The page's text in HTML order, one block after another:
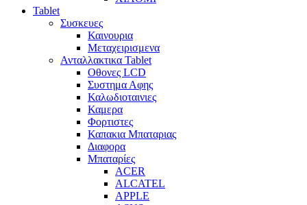
Tablet
Συσκευες
Καινουρια
Μεταχειρισμενα
Ανταλλακτικα Tablet
Οθονες LCD
Συστημα Αφης
Καλωδιοταινιες
Καμερα
Φορτιστες
Καπακια Μπαταριας
Διαφορα
Μπαταρίες
ACER
ALCATEL
APPLE